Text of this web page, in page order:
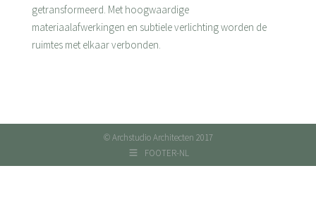
getransformeerd. Met hoogwaardige
materiaalafwerkingen en subtiele verlichting worden de
ruimtes met elkaar verbonden.
© Archstudio Architecten 2017
FOOTER-NL